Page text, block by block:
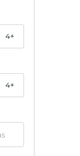
4+
4+